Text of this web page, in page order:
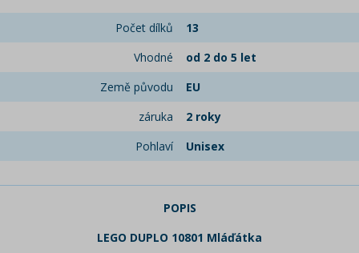
Počet dílků
13
Vhodné
od 2 do 5 let
Země původu
EU
záruka
2 roky
Pohlaví
Unisex
POPIS
LEGO DUPLO 10801 Mláďátka